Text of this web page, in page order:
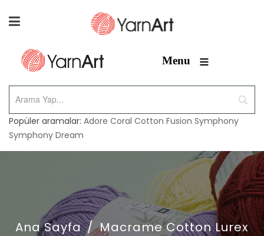
Menu ≡
Popüler aramalar: Adore Coral Cotton Fusion Symphony
Symphony Dream
Ana Sayfa / Macrame Cotton Lurex